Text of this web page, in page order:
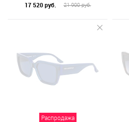
17 520 руб. 21 900 руб.
Распродажа